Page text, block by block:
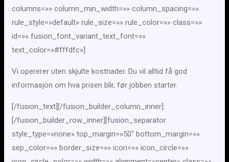
columns=»» column_min_width=»» column_spacing=»»
rule_style=»default» rule_size=»» rule_color=»» class=»»
id=»» fusion_font_variant_text_font=»»
text_color=»#fffdfc»]
Vi opererer uten skjulte kostnader. Du vil alltid få god
informasjon om hva prisen blir, før jobben starter.
[/fusion_text][/fusion_builder_column_inner]
[/fusion_builder_row_inner][fusion_separator
style_type=»none» top_margin=»50″ bottom_margin=»»
sep_color=»» border_size=»» icon=»» icon_circle=»»